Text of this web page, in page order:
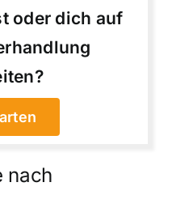
oder dich auf
nach